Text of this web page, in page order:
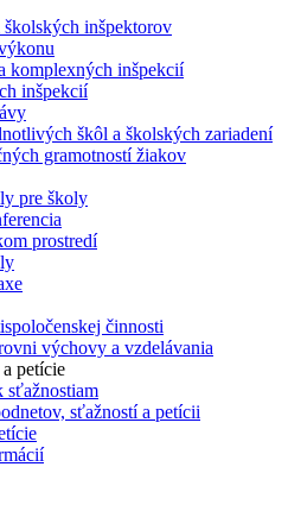
inšpektorov
komplexných inšpekcií
inšpekcií
škôl a školských zariadení
gramotností žiakov
pre školy
prostredí
činnosti
výchovy a vzdelávania
petície
sťažnostiam
sťažností a petícii